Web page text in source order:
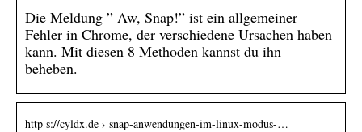
Die Meldung ” Aw, Snap!” ist ein allgemeiner
Fehler in Chrome, der verschiedene Ursachen haben
kann. Mit diesen 8 Methoden kannst du ihn
beheben.
http s://cyldx.de › snap-anwendungen-im-linux-modus-…